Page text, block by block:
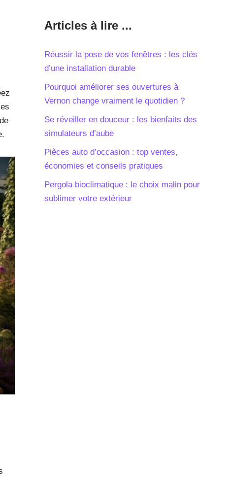
Articles à lire ...
Réussir la pose de vos fenêtres : les clés
d’une installation durable
Pourquoi améliorer ses ouvertures à
Vernon change vraiment le quotidien ?
Se réveiller en douceur : les bienfaits des
simulateurs d’aube
Pièces auto d’occasion : top ventes,
économies et conseils pratiques
Pergola bioclimatique : le choix malin pour
sublimer votre extérieur